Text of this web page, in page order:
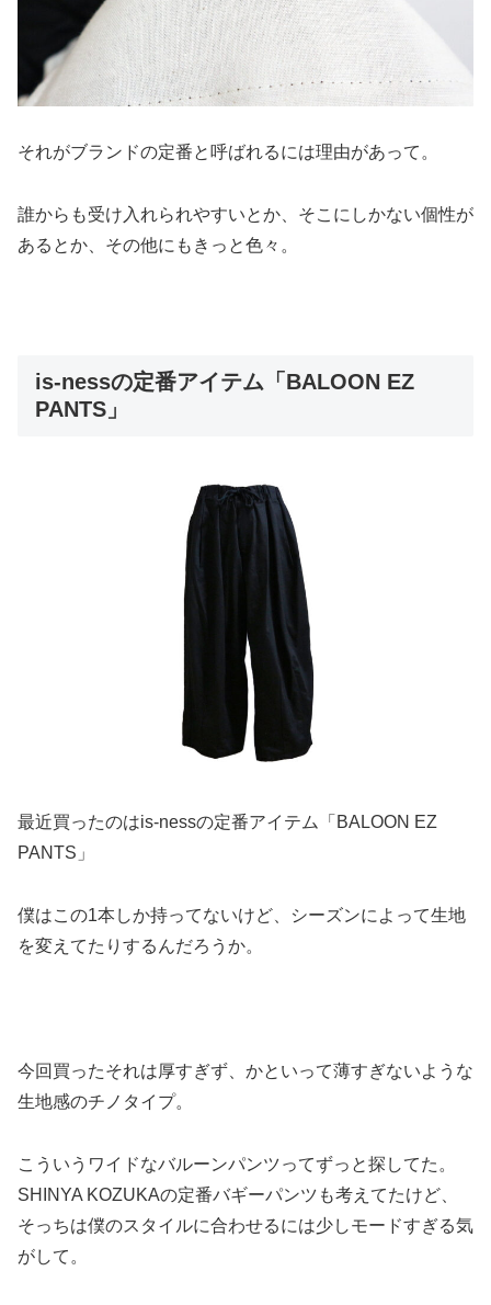
それがブランドの定番と呼ばれるには理由があって。
誰からも受け入れられやすいとか、そこにしかない個性が
あるとか、その他にもきっと色々。
is-nessの定番アイテム「BALOON EZ
PANTS」
最近買ったのはis-nessの定番アイテム「BALOON EZ
PANTS」
僕はこの1本しか持ってないけど、シーズンによって生地
を変えてたりするんだろうか。
今回買ったそれは厚すぎず、かといって薄すぎないような
生地感のチノタイプ。
こういうワイドなバルーンパンツってずっと探してた。
SHINYA KOZUKAの定番バギーパンツも考えてたけど、
そっちは僕のスタイルに合わせるには少しモードすぎる気
がして。